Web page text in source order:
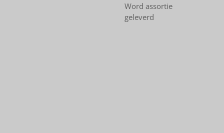
Word assortie
geleverd